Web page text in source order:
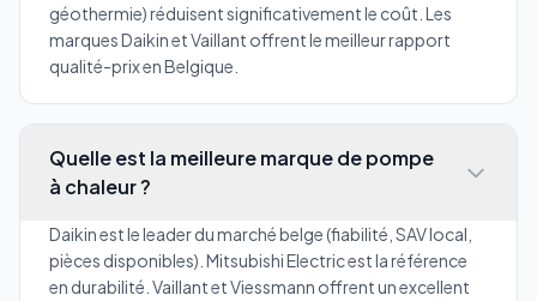
géothermie) réduisent significativement le coût. Les
marques Daikin et Vaillant offrent le meilleur rapport
qualité-prix en Belgique.
Quelle est la meilleure marque de pompe
à chaleur ?
Daikin est le leader du marché belge (fiabilité, SAV local,
pièces disponibles). Mitsubishi Electric est la référence
en durabilité. Vaillant et Viessmann offrent un excellent